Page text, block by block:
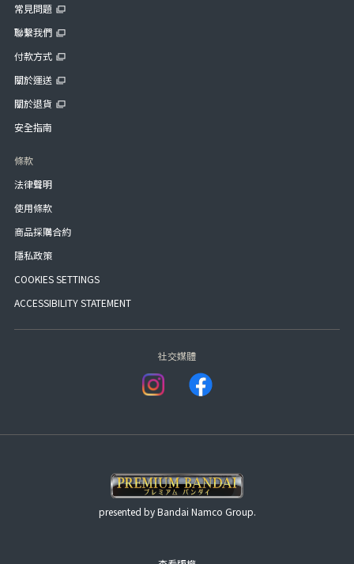
常見問題
聯繫我們
付款方式
關於運送
關於退貨
安全指南
條款
法律聲明
使用條款
商品採購合約
隱私政策
COOKIES SETTINGS
ACCESSIBILITY STATEMENT
社交媒體
presented by Bandai Namco Group.